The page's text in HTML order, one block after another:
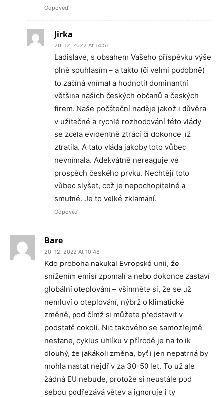
Odpověď
Jirka
20. 12. 2022 At 14:51
Ladislave, s obsahem Vašeho příspěvku výše
plně souhlasím – a takto (či velmi podobně)
to začíná vnímat a hodnotit dominantní
většina našich českých občanů a českých
firem. Naše počáteční naděje jakož i důvěra
v užitečné a rychlé rozhodování této vlády
se zcela evidentně ztrácí či dokonce již
ztratila. A tato vláda jakoby toto vůbec
nevnímala. Adekvátně nereaguje ve
prospěch českého prvku. Nechtějí toto
vůbec slyšet, což je nepochopitelné a
smutné. Je to velké zklamání.
Odpověď
Bare
20. 12. 2022 At 10:48
Kdo proboha nakukal Evropské unii, že
snížením emisí zpomalí a nebo dokonce zastaví
globální oteplování – všimněte si, že se už
nemluví o oteplování, nýbrž o klimatické
změně, pod čímž si můžete představit v
podstatě cokoli. Nic takového se samozřejmě
nestane, cyklus uhlíku v přírodě je na tolik
dlouhý, že jakákoli změna, byť i jen nepatrná by
mohla nastat nejdřív za 30-50 let. To už ale
žádná EU nebude, protože si neustále pod
sebou podřezává větev a ignoruje i ty